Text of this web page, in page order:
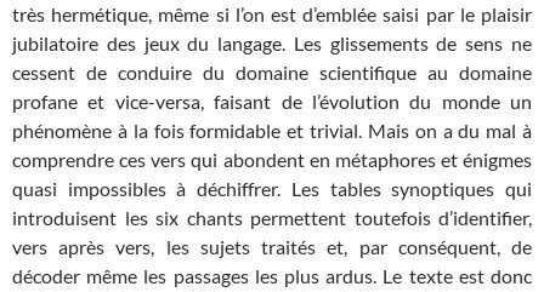
très hermétique, même si l’on est d’emblée saisi par le plaisir
jubilatoire des jeux du langage. Les glissements de sens ne
cessent de conduire du domaine scientifique au domaine
profane et vice-versa, faisant de l’évolution du monde un
phénomène à la fois formidable et trivial. Mais on a du mal à
comprendre ces vers qui abondent en métaphores et énigmes
quasi impossibles à déchiffrer. Les tables synoptiques qui
introduisent les six chants permettent toutefois d’identifier,
vers après vers, les sujets traités et, par conséquent, de
décoder même les passages les plus ardus. Le texte est donc